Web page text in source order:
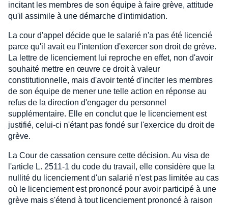
incitant les membres de son équipe à faire grève, attitude
qu'il assimile à une démarche d'intimidation.
La cour d'appel décide que le salarié n'a pas été licencié
parce qu'il avait eu l'intention d'exercer son droit de grève.
La lettre de licenciement lui reproche en effet, non d'avoir
souhaité mettre en œuvre ce droit à valeur
constitutionnelle, mais d'avoir tenté d'inciter les membres
de son équipe de mener une telle action en réponse au
refus de la direction d'engager du personnel
supplémentaire. Elle en conclut que le licenciement est
justifié, celui-ci n'étant pas fondé sur l'exercice du droit de
grève.
La Cour de cassation censure cette décision. Au visa de
l'article L. 2511-1 du code du travail, elle considère que la
nullité du licenciement d'un salarié n'est pas limitée au cas
où le licenciement est prononcé pour avoir participé à une
grève mais s'étend à tout licenciement prononcé à raison